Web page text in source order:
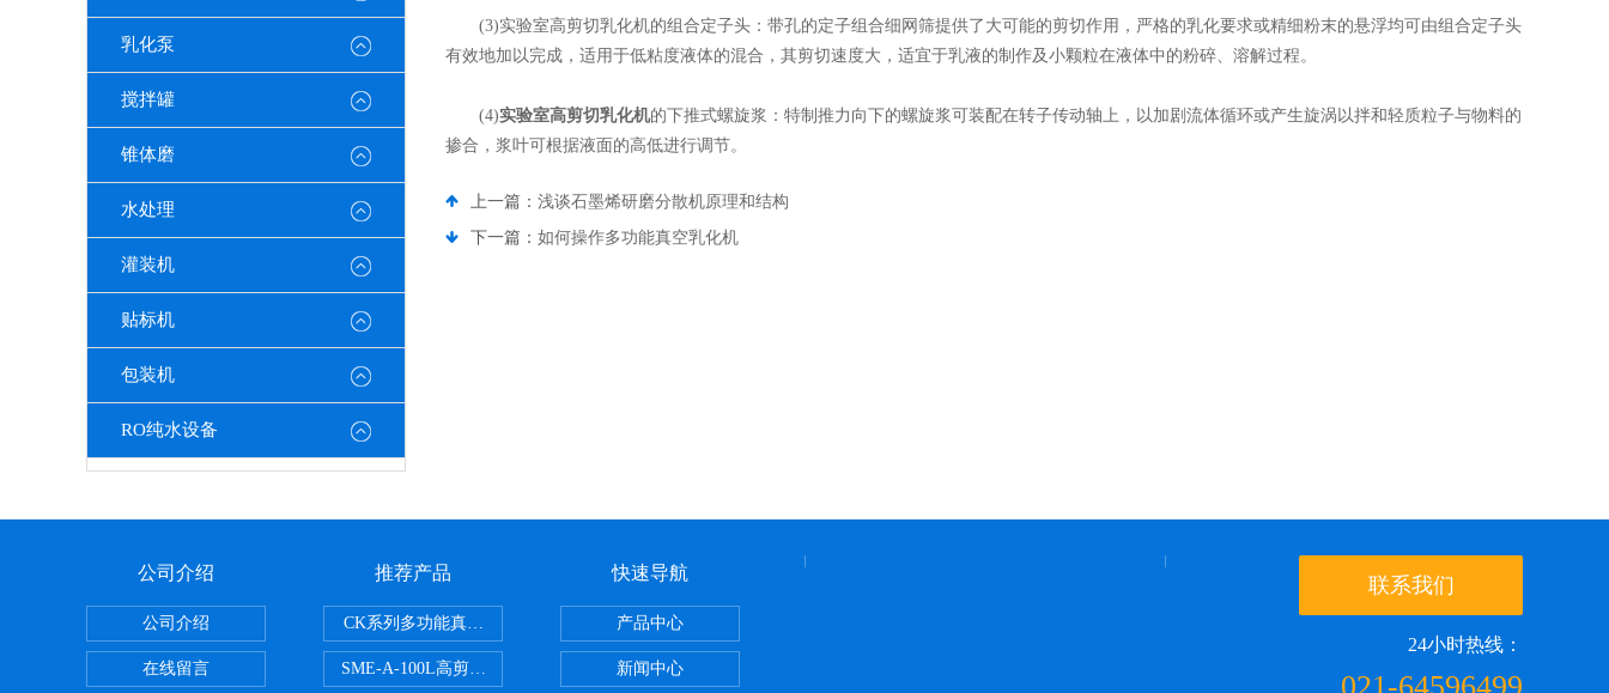
乳化泵
搅拌罐
锥体磨
水处理
灌装机
贴标机
包装机
RO纯水设备
(3)实验室高剪切乳化机的组合定子头：带孔的定子组合细网筛提供了大可能的剪切作用，严格的乳化要求或精细粉末的悬浮均可由组合定子头
有效地加以完成，适用于低粘度液体的混合，其剪切速度大，适宜于乳液的制作及小颗粒在液体中的粉碎、溶解过程。
(4)实验室高剪切乳化机的下推式螺旋浆：特制推力向下的螺旋浆可装配在转子传动轴上，以加剧流体循环或产生旋涡以拌和轻质粒子与物料的
掺合，浆叶可根据液面的高低进行调节。
上一篇： 浅谈石墨烯研磨分散机原理和结构
下一篇： 如何操作多功能真空乳化机
公司介绍
公司介绍
在线留言
推荐产品
CK系列多功能真空乳化机
SME-A-100L高剪切液洗面霜膏霜真空均质乳化机
快速导航
产品中心
新闻中心
联系我们
24小时热线：